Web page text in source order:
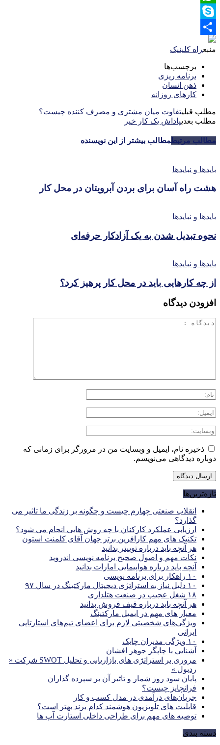
WhatsApp
Skype
Share
منبعراه کلینیک
برچسب‌ها
برنامه ریزی
ذهن انسان
کارهای روزانه
مطلب قبلیتفاوت میان مشتری و مصرف کننده چیست؟
مطلب بعدیپاداش یک کار خیر
مطالب مرتبطمطالب بیشتر از این نویسنده
بایدها و نبایدها
هشت راه آسان برای بردن آبرویتان در محل کار
بایدها و نبایدها
نحوه تبدیل شدن به یک آزادکار حرفه‌ای
بایدها و نبایدها
از چه کارهایی باید در محل کار پرهیز کرد؟
افزودن دیدگاه
ذخیره نام، ایمیل و وبسایت من در مرورگر برای زمانی که
دوباره دیدگاهی می‌نویسم.
تازه‌ترین‌ها
انقلاب صنعتی چهارم چیست و چگونه بر زندگی ما تاثیر می
گذارد؟
ارزیابی عملکرد کارکنان با چه روش هایی انجام می شود؟
تکنیک های مهم کارافرین برتر جهان آقای کلمنت استون
هر آنچه باید درباره توییتر بدانید
نکات مهم و اصول صحیح برنامه نویسی اندروید
آنچه باید درباره هواپیمایی امارات بدانید
۱۰ راهکار برای برنامه نویسی
۱۰ دلیل نیاز به استراتژی دیجیتال مارکتینگ در سال ۹۷
۱۸ شغل عجیب در صنعت هتلداری
هر آنچه باید درباره قیف فروش بدانید
معیار های مهم در ایمیل مارکتینگ
ویژگی‌های شخصیتی لازم برای اعضای تیم‌های استارتاپی
ایرانی
۱۰ ویژگی مدیران چابک
آشنایی با چاپگر جوهر افشان
مروری بر استراتژی های بازاریابی و تحلیل SWOT شرکت «
ردبول »
پایان سود روز شمار و تاثیر آن بر سپرده گذاران
فرانچایز چیست؟
جریان‌های درآمدی در مدل کسب و کار
قابلیت های تلویزیون هوشمند کدام برند بهتر است؟
توصیه های مهم برای طراحی داخلی استارت آپ‌ ها
دسته بندی